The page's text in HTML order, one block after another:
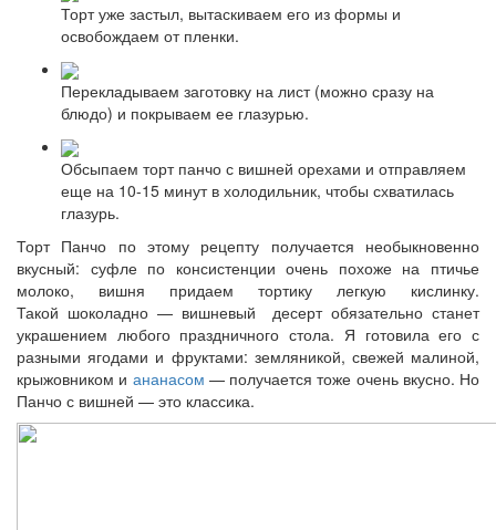
Торт уже застыл, вытаскиваем его из формы и
освобождаем от пленки.
Перекладываем заготовку на лист (можно сразу на
блюдо) и покрываем ее глазурью.
Обсыпаем торт панчо с вишней орехами и отправляем
еще на 10-15 минут в холодильник, чтобы схватилась
глазурь.
Торт Панчо по этому рецепту получается необыкновенно
вкусный: суфле по консистенции очень похоже на птичье
молоко, вишня придаем тортику легкую кислинку.
Такой шоколадно — вишневый десерт обязательно станет
украшением любого праздничного стола. Я готовила его с
разными ягодами и фруктами: земляникой, свежей малиной,
крыжовником и ананасом — получается тоже очень вкусно. Но
Панчо с вишней — это классика.